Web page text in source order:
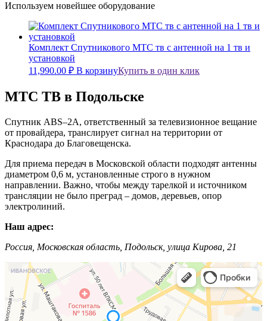
Используем новейшее оборудование
Комплект Спутникового МТС тв с антенной на 1 тв и
установкой
11,990.00 ₽ В корзинуКупить в один клик
МТС ТВ в Подольске
Спутник ABS–2А, ответственный за телевизионное вещание
от провайдера, транслирует сигнал на территории от
Краснодара до Благовещенска.
Для приема передач в Московской области подходят антенны
диаметром 0,6 м, установленные строго в нужном
направлении. Важно, чтобы между тарелкой и источником
трансляции не было преград – домов, деревьев, опор
электролиний.
Наш адрес:
Россия, Московская область, Подольск, улица Кирова, 21